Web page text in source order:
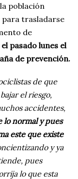
población
trasladarse
de
el pasado lunes el
de prevención.
de que
el riesgo,
accidentes,
lo normal y pues
este que existe
y ya
pues
lo que esta